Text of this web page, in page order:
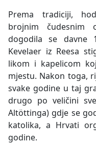
Prema tradiciji,
brojnim čudesnim
dogodila se davne
Kevelaer iz Reesa
likom i kapelicom
mjestu. Nakon toga,
svake godine u taj
drugo po veličini
Altöttinga) gdje se
katolika, a Hrvati
godine.